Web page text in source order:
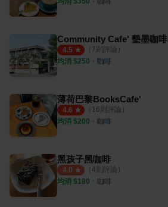
Community Cafe' 墾墨咖啡
4.5 （ 7則評論）
均消 $250 ・ 咖啡
薄荷巴黎BooksCafe'
4.6 （ 16則評論）
均消 $200 ・ 咖啡
黑孩子黑咖啡
4.0 （ 4則評論）
均消 $180 ・ 咖啡